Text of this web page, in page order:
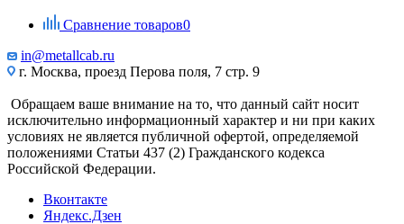
Сравнение товаров0
in@metallcab.ru
г. Москва, проезд Перова поля, 7 стр. 9
Обращаем ваше внимание на то, что данный сайт носит
исключительно информационный характер и ни при каких
условиях не является публичной офертой, определяемой
положениями Статьи 437 (2) Гражданского кодекса
Российской Федерации.
Вконтакте
Яндекс.Дзен